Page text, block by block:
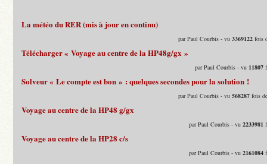
La météo du RER (mis à jour en continu)
par Paul Courbis - vu3369122 fois
Télécharger « Voyage au centre de la HP48g/gx »
par Paul Courbis - vu 11807
Solveur « Le compte est bon » : quelques secondes pour la solution !
par Paul Courbis - vu568287 fois
Voyage au centre de la HP48 g/gx
par Paul Courbis - vu2233981
Voyage au centre de la HP28 c/s
par Paul Courbis - vu2161084